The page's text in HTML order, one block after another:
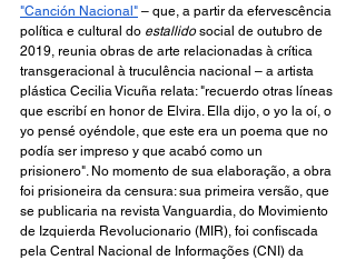
"Canción Nacional" – que, a partir da efervescência
política e cultural do estallido social de outubro de
2019, reunia obras de arte relacionadas à crítica
transgeracional à truculência nacional – a artista
plástica Cecilia Vicuña relata: "recuerdo otras líneas
que escribí en honor de Elvira. Ella dijo, o yo la oí, o
yo pensé oyéndole, que este era un poema que no
podía ser impreso y que acabó como un
prisionero". No momento de sua elaboração, a obra
foi prisioneira da censura: sua primeira versão, que
se publicaria na revista Vanguardia, do Movimiento
de Izquierda Revolucionario (MIR), foi confiscada
pela Central Nacional de Informações (CNI) da